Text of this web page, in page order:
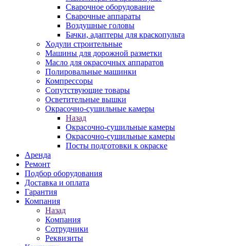
Сварочное оборудование
Сварочные аппараты
Воздушные головы
Бачки, адаптеры для краскопульта
Ходули строительные
Машины для дорожной разметки
Масло для окрасочных аппаратов
Полировальные машинки
Компрессоры
Сопутствующие товары
Осветительные вышки
Окрасочно-сушильные камеры
Назад
Окрасочно-сушильные камеры
Окрасочно-сушильные камеры
Посты подготовки к окраске
Аренда
Ремонт
Подбор оборудования
Доставка и оплата
Гарантия
Компания
Назад
Компания
Сотрудники
Реквизиты